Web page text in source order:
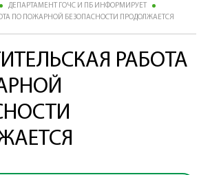
ДЕПАРТАМЕНТ ГОЧС И ПБ ИНФОРМИРУЕТ
ПО ПОЖАРНОЙ БЕЗОПАСНОСТИ ПРОДОЛЖАЕТСЯ
РАБОТА